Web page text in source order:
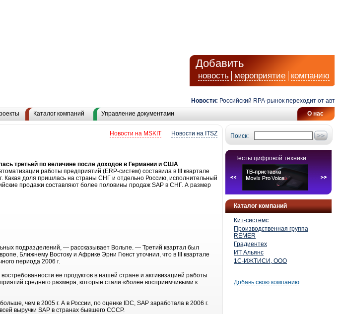
Добавить
новость мероприятие компанию
Новости: Российский RPA-рынок переходит от
О нас
Каталог компаний Управление документами
Поиск:
Тесты цифровой техники
Каталог компаний
Кит-системс
Производственная группа
REMER
Градиентех
ИТ Альянс
1С-ИЖТИСИ, ООО
Добавь свою компанию
Новости на ITSZ
Новости на MSKIT
третьей по величине после доходов в Германии и США
работы предприятий (ERP-систем) составила в III квартале
доля пришлась на страны СНГ и отдельно Россию, исполнительный
продажи составляют более половины продаж SAP в СНГ. А размер
подразделений, — рассказывает Вольпе. — Третий квартал был
Ближнему Востоку и Африке Эрни Гюнст уточнил, что в III квартале
периода 2006 г.
ее продуктов в нашей стране и активизацией работы
среднего размера, которые стали «более восприимчивыми к
чем в 2005 г. А в России, по оценке IDC, SAP заработала в 2006 г.
выручки SAP в странах бывшего СССР.